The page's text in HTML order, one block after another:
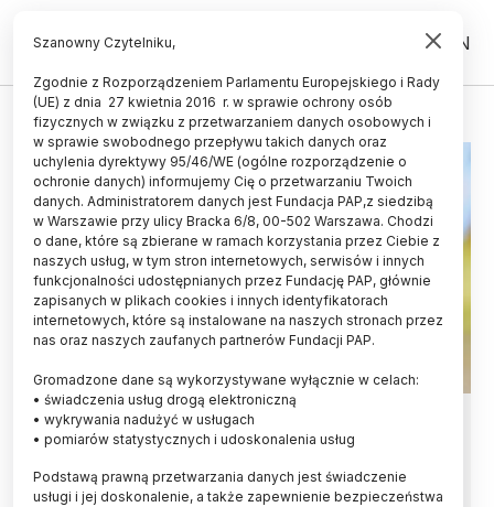
PL EN
JAROSŁAW MIKIELEWICZ
Prof. Jarosław Mikielewicz
doktorem h.c. Politechniki
Białostockiej
Szanowny Czytelniku,
Zgodnie z Rozporządzeniem Parlamentu Europejskiego i Rady
(UE) z dnia 27 kwietnia 2016 r. w sprawie ochrony osób
fizycznych w związku z przetwarzaniem danych osobowych i
w sprawie swobodnego przepływu takich danych oraz
uchylenia dyrektywy 95/46/WE (ogólne rozporządzenie o
ochronie danych) informujemy Cię o przetwarzaniu Twoich
danych. Administratorem danych jest Fundacja PAP,z siedzibą
w Warszawie przy ulicy Bracka 6/8, 00-502 Warszawa. Chodzi
o dane, które są zbierane w ramach korzystania przez Ciebie z
naszych usług, w tym stron internetowych, serwisów i innych
funkcjonalności udostępnianych przez Fundację PAP, głównie
zapisanych w plikach cookies i innych identyfikatorach
internetowych, które są instalowane na naszych stronach przez
nas oraz naszych zaufanych partnerów Fundacji PAP.
Gromadzone dane są wykorzystywane wyłącznie w celach:
• świadczenia usług drogą elektroniczną
• wykrywania nadużyć w usługach
• pomiarów statystycznych i udoskonalenia usług
Podstawą prawną przetwarzania danych jest świadczenie
usługi i jej doskonalenie, a także zapewnienie bezpieczeństwa